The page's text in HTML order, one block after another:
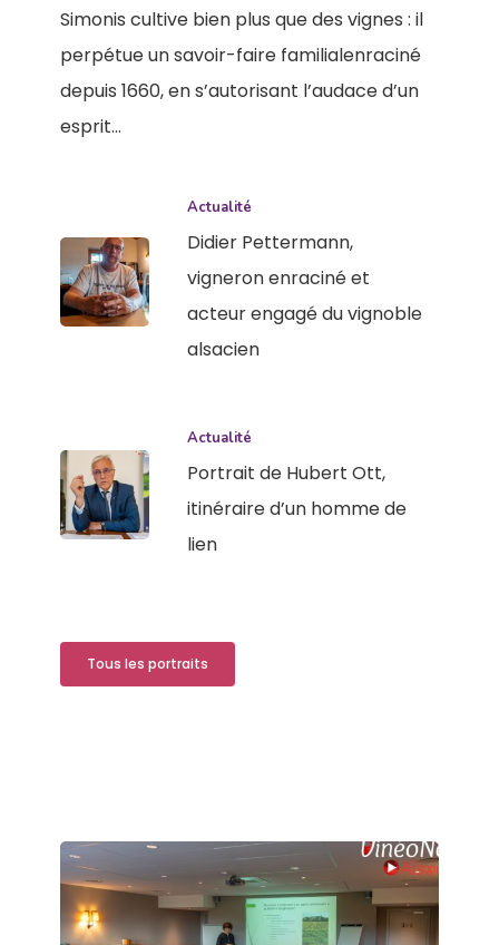
Simonis cultive bien plus que des vignes : il
perpétue un savoir-faire familialenraciné
depuis 1660, en s’autorisant l’audace d’un
esprit…
Actualité
Didier Pettermann,
vigneron enraciné et
acteur engagé du vignoble
alsacien
Actualité
Portrait de Hubert Ott,
itinéraire d’un homme de
lien
Tous les portraits